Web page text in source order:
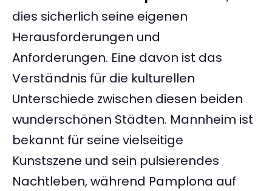
dies sicherlich seine eigenen
Herausforderungen und
Anforderungen. Eine davon ist das
Verständnis für die kulturellen
Unterschiede zwischen diesen beiden
wunderschönen Städten. Mannheim ist
bekannt für seine vielseitige
Kunstszene und sein pulsierendes
Nachtleben, während Pamplona auf